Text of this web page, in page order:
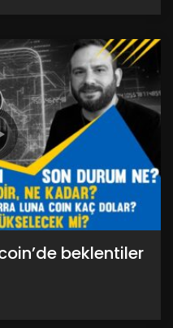
beklentiler